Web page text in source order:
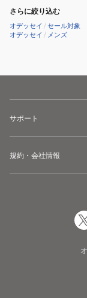
さらに絞り込む
オデッセイ /セール対象
オデッセイ / メンズ
サポート
規約・会社情報